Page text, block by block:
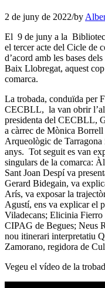
2 de juny de 2022/by
El 9 de juny a la
el tercer acte del Cicle de
d’acord amb les bases
Baix Llobregat, aquest
comarca.
La trobada, conduïda per
CECBLL, la van obrir
presidenta del CECBLL,
a càrrec de Mònica
Arqueològic de
anys. Tot seguit es van
singulars de la comarca:
Sant Joan Despí va
Gerard Bidegain, va
Arís, va exposar la
Agustí, ens va explicar el
Viladecans; Elicinia Fierro
CIPAG de Begues; Neus
nou itinerari interpretatiu
Zamorano, regidora de
Vegeu el vídeo de la